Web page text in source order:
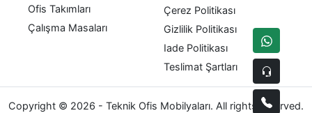
Ofis Takımları
Çalışma Masaları
Çerez Politikası
Gizlilik Politikası
Iade Politikası
Teslimat Şartları
Copyright © 2026 - Teknik Ofis Mobilyaları. All rights reserved.